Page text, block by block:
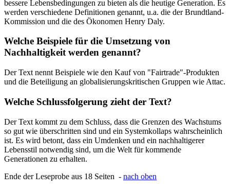
bessere Lebensbedingungen zu bieten als die heutige Generation. Es
werden verschiedene Definitionen genannt, u.a. die der Brundtland-
Kommission und die des Ökonomen Henry Daly.
Welche Beispiele für die Umsetzung von
Nachhaltigkeit werden genannt?
Der Text nennt Beispiele wie den Kauf von "Fairtrade"-Produkten
und die Beteiligung an globalisierungskritischen Gruppen wie Attac.
Welche Schlussfolgerung zieht der Text?
Der Text kommt zu dem Schluss, dass die Grenzen des Wachstums
so gut wie überschritten sind und ein Systemkollaps wahrscheinlich
ist. Es wird betont, dass ein Umdenken und ein nachhaltigerer
Lebensstil notwendig sind, um die Welt für kommende
Generationen zu erhalten.
Ende der Leseprobe aus 18 Seiten - nach oben